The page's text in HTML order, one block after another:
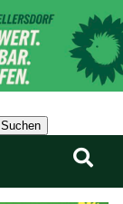
Suchen